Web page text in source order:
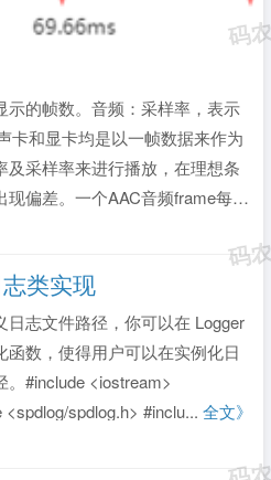
示的帧数。音频：采样率，表示
卡和显卡均是以一帧数据来作为
采样率来进行播放，在理想条
偏差。一个AAC音频frame每声
duration=
；一个视频fra...
类实现
志文件路径，你可以在 Logger
数，使得用户可以在实例化日
#include <iostream>
spdlog.h> #inclu...全文》